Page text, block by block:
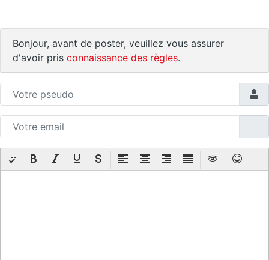
Bonjour, avant de poster, veuillez vous assurer
d'avoir pris connaissance des règles.